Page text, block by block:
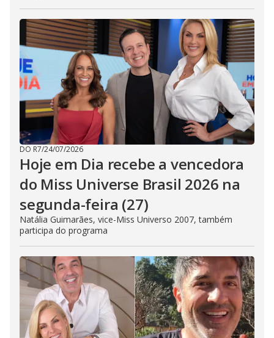
DO R7/24/07/2026
Hoje em Dia recebe a vencedora
do Miss Universe Brasil 2026 na
segunda-feira (27)
Natália Guimarães, vice-Miss Universo 2007, também
participa do programa